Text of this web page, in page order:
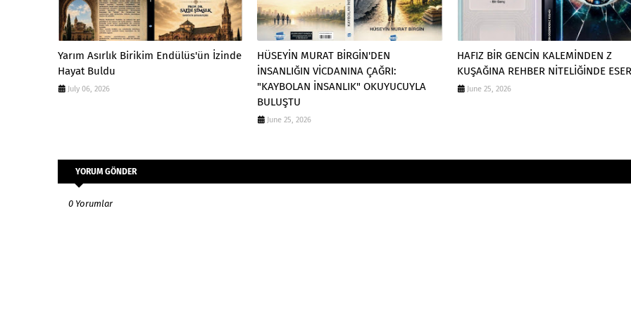
Yarım Asırlık Birikim Endülüs'ün İzinde
Hayat Buldu
July 06, 2026
HÜSEYİN MURAT BİRGİN'DEN
İNSANLIĞIN VİCDANINA ÇAĞRI:
"KAYBOLAN İNSANLIK" OKUYUCUYLA
BULUŞTU
June 25, 2026
HAFIZ BİR GENCİN KALEMİNDEN Z
KUŞAĞINA REHBER NİTELİĞİNDE ESER
June 25, 2026
YORUM GÖNDER
0 Yorumlar